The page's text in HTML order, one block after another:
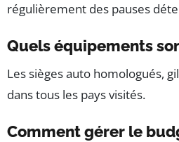
régulièrement des pauses
Quels équipements
Les sièges auto homologués,
dans tous les pays visités.
Comment gérer le